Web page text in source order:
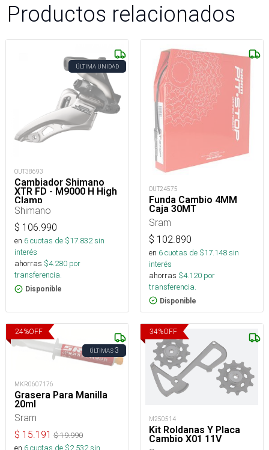
Productos relacionados
ÚLTIMA UNIDAD
OUT38693
Cambiador Shimano
XTR FD - M9000 H High
Clamp
Shimano
$ 106.990
en 6cuotas de $17.832sin
interés
ahorras $4.280 por
transferencia.
Disponible
OUT24575
Funda Cambio 4MM
Caja 30MT
Sram
$ 102.890
en 6cuotas de $17.148sin
interés
ahorras $4.120 por
transferencia.
Disponible
24%OFF
ÚLTIMAS3
MKR0607176
Grasera Para Manilla
20ml
Sram
$ 15.191 $19.990
34%OFF
M250514
Kit Roldanas Y Placa
Cambio X01 11V